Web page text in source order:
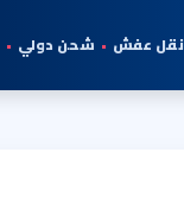
نقل عفش • شحن دولي •